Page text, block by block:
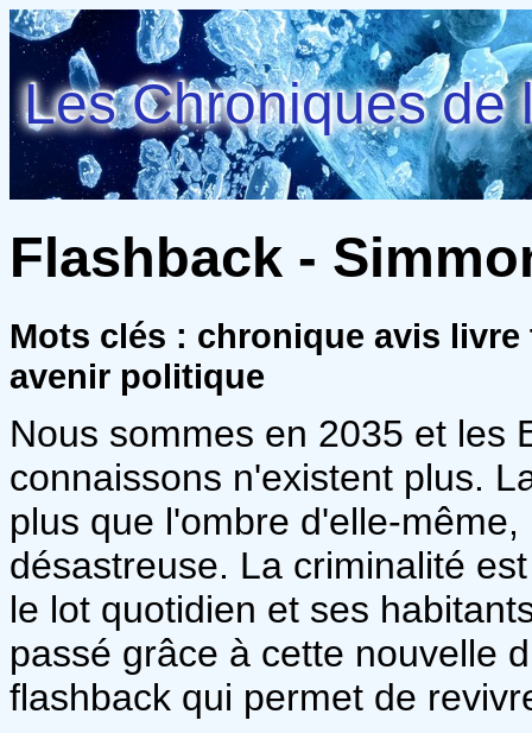
Les Chroniques de
Flashback -
Mots clés : chronique avis
avenir politique
Nous sommes en 2035 et les
connaissons n'existent plus.
plus que l'ombre d'elle-
désastreuse. La criminalité
le lot quotidien et ses
passé grâce à cette nouvelle
flashback qui permet de